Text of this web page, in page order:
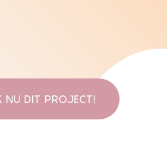
NU DIT PROJECT!